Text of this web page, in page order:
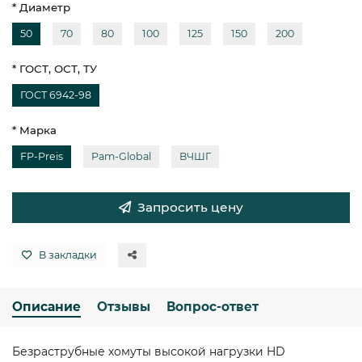
* Диаметр
50 70 80 100 125 150 200
* ГОСТ, ОСТ, ТУ
ГОСТ 6942-98
* Марка
FP-Preis Pam-Global ВЧШГ
Запросить цену
В закладки
Описание Отзывы Вопрос-ответ
Безраструбные хомуты высокой нагрузки HD